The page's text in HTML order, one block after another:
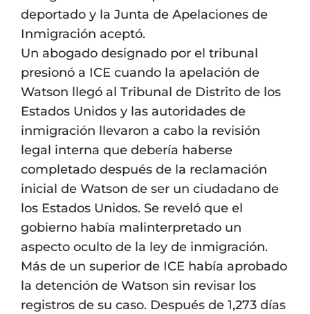
deportado y la Junta de Apelaciones de
Inmigración aceptó.
Un abogado designado por el tribunal
presionó a ICE cuando la apelación de
Watson llegó al Tribunal de Distrito de los
Estados Unidos y las autoridades de
inmigración llevaron a cabo la revisión
legal interna que debería haberse
completado después de la reclamación
inicial de Watson de ser un ciudadano de
los Estados Unidos. Se reveló que el
gobierno había malinterpretado un
aspecto oculto de la ley de inmigración.
Más de un superior de ICE había aprobado
la detención de Watson sin revisar los
registros de su caso. Después de 1,273 días